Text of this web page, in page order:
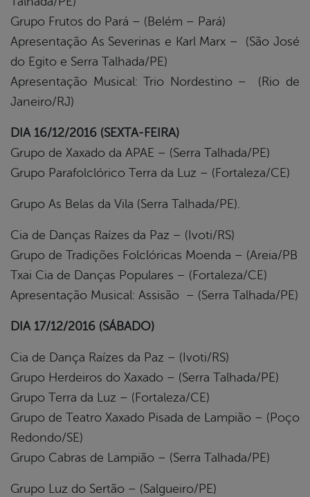
Grupo Frutos do Pará – (Belém – Pará)
Apresentação As Severinas e Karl Marx – (São José
do Egito e Serra Talhada/PE)
Apresentação Musical: Trio Nordestino – (Rio de
Janeiro/RJ)
DIA 16/12/2016 (SEXTA-FEIRA)
Grupo de Xaxado da APAE – (Serra Talhada/PE)
Grupo Parafolclórico Terra da Luz – (Fortaleza/CE)
Grupo As Belas da Vila (Serra Talhada/PE).
Cia de Danças Raízes da Paz – (Ivoti/RS)
Grupo de Tradições Folclóricas Moenda – (Areia/PB
Txai Cia de Danças Populares – (Fortaleza/CE)
Apresentação Musical: Assisão – (Serra Talhada/PE)
DIA 17/12/2016 (SÁBADO)
Cia de Dança Raízes da Paz – (Ivoti/RS)
Grupo Herdeiros do Xaxado – (Serra Talhada/PE)
Grupo Terra da Luz – (Fortaleza/CE)
Grupo de Teatro Xaxado Pisada de Lampião – (Poço
Redondo/SE)
Grupo Cabras de Lampião – (Serra Talhada/PE)
Grupo Luz do Sertão – (Salgueiro/PE)